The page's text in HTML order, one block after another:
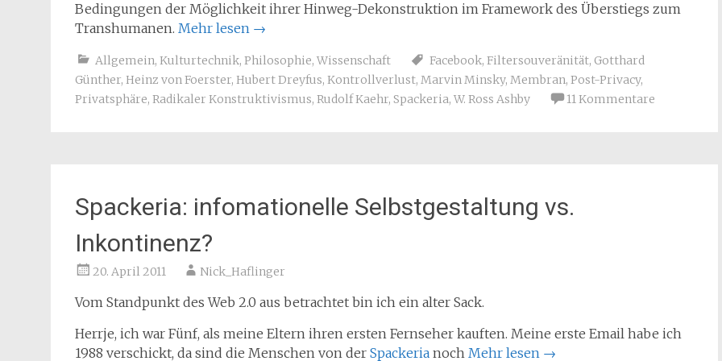
Bedingungen der Möglichkeit ihrer Hinweg-Dekonstruktion im Framework des Überstiegs zum
Transhumanen. Mehr lesen →
Allgemein, Kulturtechnik, Philosophie, Wissenschaft Facebook, Filtersouveränität, Gotthard
Günther, Heinz von Foerster, Hubert Dreyfus, Kontrollverlust, Marvin Minsky, Membran, Post-Privacy,
Privatsphäre, Radikaler Konstruktivismus, Rudolf Kaehr, Spackeria, W. Ross Ashby 11 Kommentare
Spackeria: infomationelle Selbstgestaltung vs.
Inkontinenz?
20. April 2011 Nick_Haflinger
Vom Standpunkt des Web 2.0 aus betrachtet bin ich ein alter Sack.
Herrje, ich war Fünf, als meine Eltern ihren ersten Fernseher kauften. Meine erste Email habe ich
1988 verschickt, da sind die Menschen von der Spackeria noch Mehr lesen →